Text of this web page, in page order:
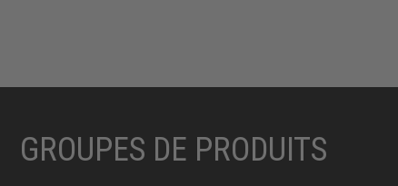
GROUPES DE PRODUITS